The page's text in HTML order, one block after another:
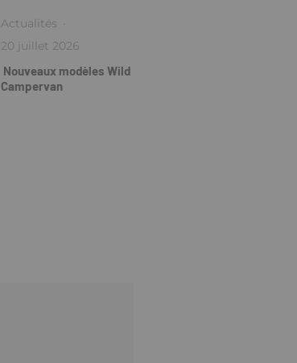
Actualités ·
20 juillet 2026
Nouveaux modèles Wild
Campervan